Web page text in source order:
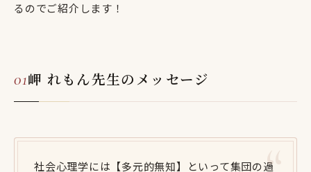
るのでご紹介します！
岬 れもん先生のメッセージ
社会心理学には【多元的無知】といって集団の過